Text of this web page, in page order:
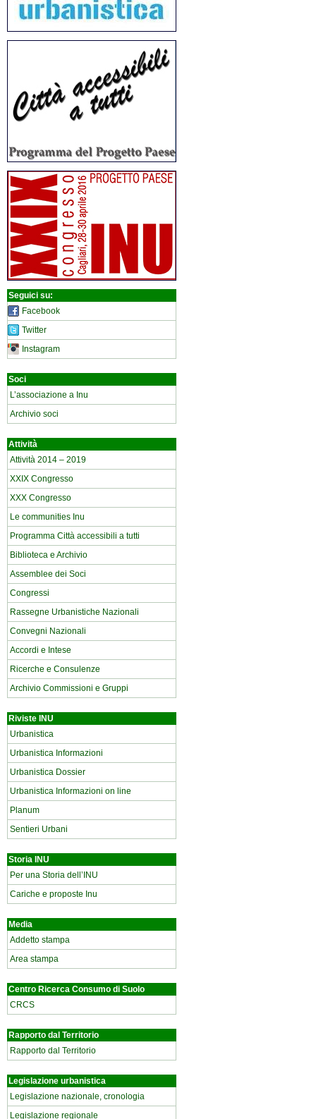
Seguici su:
Facebook
Twitter
Instagram
Soci
L’associazione a Inu
Archivio soci
Attività
Attività 2014 – 2019
XXIX Congresso
XXX Congresso
Le communities Inu
Programma Città accessibili a tutti
Biblioteca e Archivio
Assemblee dei Soci
Congressi
Rassegne Urbanistiche Nazionali
Convegni Nazionali
Accordi e Intese
Ricerche e Consulenze
Archivio Commissioni e Gruppi
Riviste INU
Urbanistica
Urbanistica Informazioni
Urbanistica Dossier
Urbanistica Informazioni on line
Planum
Sentieri Urbani
Storia INU
Per una Storia dell’INU
Cariche e proposte Inu
Media
Addetto stampa
Area stampa
Centro Ricerca Consumo di Suolo
CRCS
Rapporto dal Territorio
Rapporto dal Territorio
Legislazione urbanistica
Legislazione nazionale, cronologia
Legislazione regionale